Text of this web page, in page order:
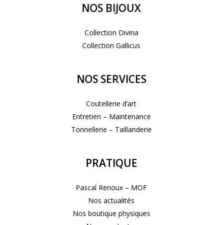
NOS BIJOUX
Collection Divina
Collection Gallicus
NOS SERVICES
Coutellerie d’art
Entretien – Maintenance
Tonnellerie – Taillanderie
PRATIQUE
Pascal Renoux – MOF
Nos actualités
Nos boutique physiques